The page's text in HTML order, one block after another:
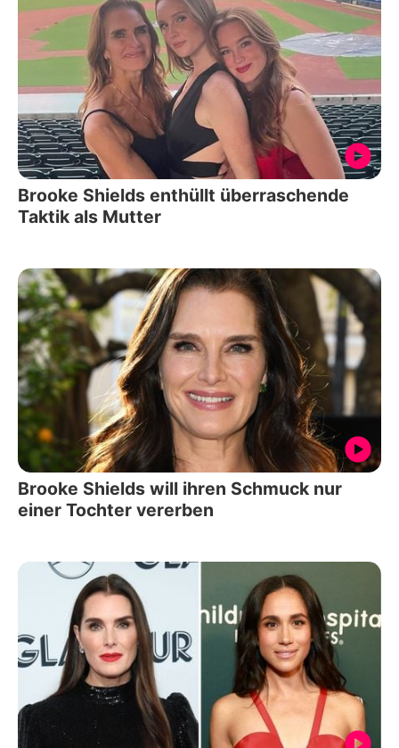
Brooke Shields enthüllt überraschende
Taktik als Mutter
Brooke Shields will ihren Schmuck nur
einer Tochter vererben